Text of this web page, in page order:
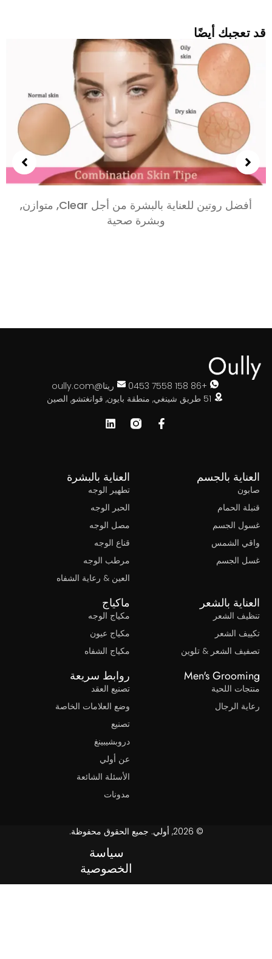
تعجبك أيضًا
أفضل روتين للعناية بالبشرة من أجل Clear, متوازن,
وبشرة صحية
+86 158 7558 0453
ريتا@oully.com
51 طريق شينغي, منطقة بايون, قوانغتشو, الصين
العناية بالجسم
صابون
قنبلة الحمام
غسول الجسم
واقي الشمس
غسل الجسم
العناية بالبشرة
تطهير الوجه
الحبر الوجه
مصل الوجه
قناع الوجه
مرطب الوجه
العين & رعاية الشفاه
العناية بالشعر
تنظيف الشعر
تكييف الشعر
تصفيف الشعر & تلوين
ماكياج
مكياج الوجه
مكياج عيون
مكياج الشفاه
Men's Grooming
منتجات اللحية
رعاية الرجال
روابط سريعة
تصنيع العقد
وضع العلامات الخاصة
تصنيع
دروبشيبينغ
عن أولي
الأسئلة الشائعة
مدونات
© 2026, أولي. جميع الحقوق محفوظة.
سياسة
الخصوصية